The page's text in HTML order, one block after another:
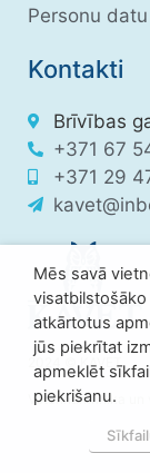
Personu
Kontakti
Brīvības
+371 67
+371 29
2024 © KAVET
Veterinārklīnika un
Mēs savā
atkārtotus
jūs piekrītat
apmeklēt
piekrišanu.